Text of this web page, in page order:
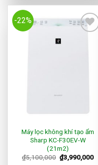
-22%
Máy lọc không khí tạo ẩm
Sharp KC-F30EV-W
(21m2)
₫5,100,000 ₫3,990,000